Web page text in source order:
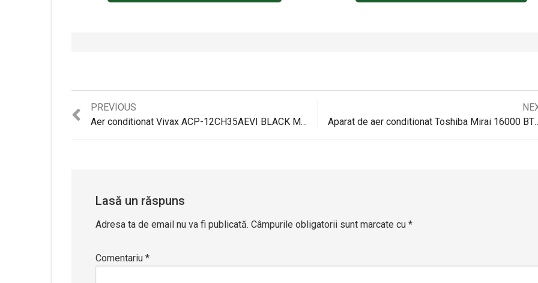
Navigare
PREVIOUS
Previous
post:
Aer conditionat Vivax ACP-12CH35AEVI BLACK MIRROR – Review si Impresii
post:
Aparat de aer conditionat Toshiba
Lasă un răspuns
Adresa ta de email nu va fi publicată. Câmpurile obligatorii sunt marcate cu *
Comentariu *